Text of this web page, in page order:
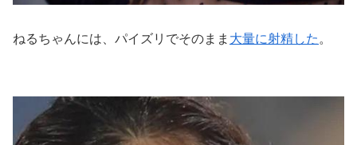
ねるちゃんには、パイズリでそのまま 大量に射精した 。